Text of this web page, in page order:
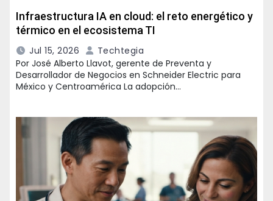
Infraestructura IA en cloud: el reto energético y
térmico en el ecosistema TI
Jul 15, 2026
Techtegia
Por José Alberto Llavot, gerente de Preventa y
Desarrollador de Negocios en Schneider Electric para
México y Centroamérica La adopción…